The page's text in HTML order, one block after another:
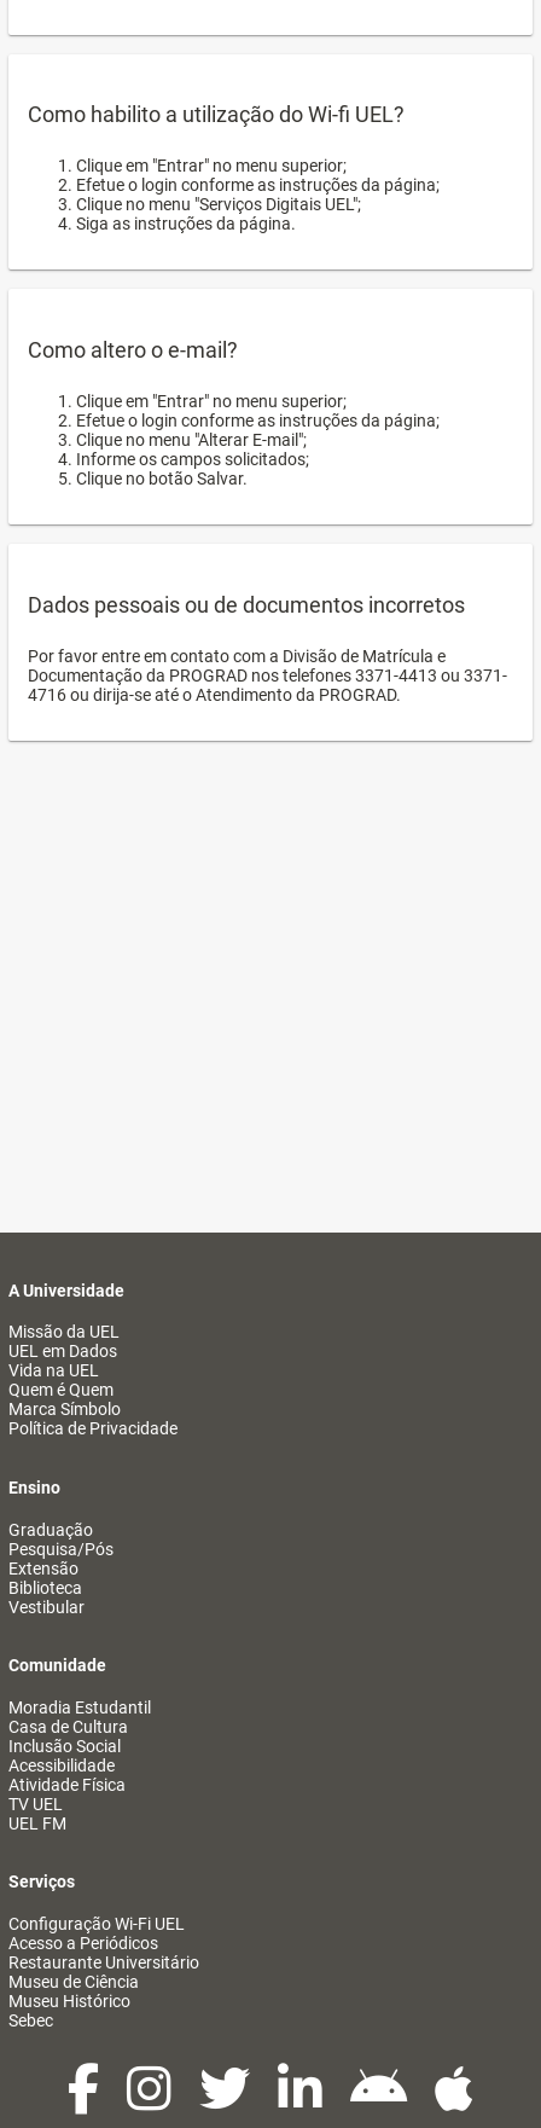
Como habilito a utilização do Wi-fi UEL?
Clique em "Entrar" no menu superior;
Efetue o login conforme as instruções da página;
Clique no menu "Serviços Digitais UEL";
Siga as instruções da página.
Como altero o e-mail?
Clique em "Entrar" no menu superior;
Efetue o login conforme as instruções da página;
Clique no menu "Alterar E-mail";
Informe os campos solicitados;
Clique no botão Salvar.
Dados pessoais ou de documentos incorretos
Por favor entre em contato com a Divisão de Matrícula e
Documentação da PROGRAD nos telefones 3371-4413 ou 3371-
4716 ou dirija-se até o Atendimento da PROGRAD.
A Universidade
Missão da UEL
UEL em Dados
Vida na UEL
Quem é Quem
Marca Símbolo
Política de Privacidade
Ensino
Graduação
Pesquisa/Pós
Extensão
Biblioteca
Vestibular
Comunidade
Moradia Estudantil
Casa de Cultura
Inclusão Social
Acessibilidade
Atividade Física
TV UEL
UEL FM
Serviços
Configuração Wi-Fi UEL
Acesso a Periódicos
Restaurante Universitário
Museu de Ciência
Museu Histórico
Sebec